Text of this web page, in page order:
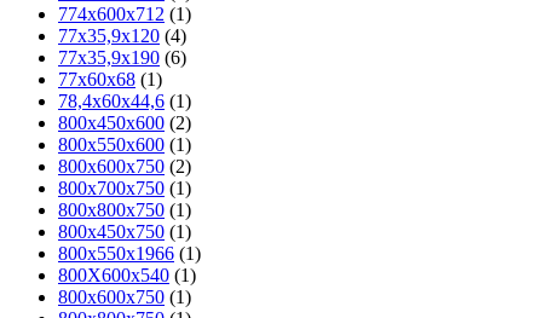
774x600x712 (1)
77х35,9х120 (4)
77х35,9х190 (6)
77х60х68 (1)
78,4х60х44,6 (1)
800x450x600 (2)
800x550x600 (1)
800x600x750 (2)
800x700x750 (1)
800x800x750 (1)
800х450х750 (1)
800х550х1966 (1)
800Х600х540 (1)
800х600х750 (1)